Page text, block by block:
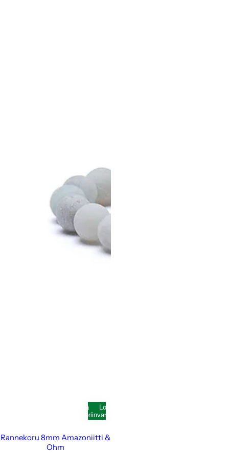
Lisää
ostoskoriin
Loppunut
varastosta
Rannekoru 8mm Amazoniitti &
Ohm